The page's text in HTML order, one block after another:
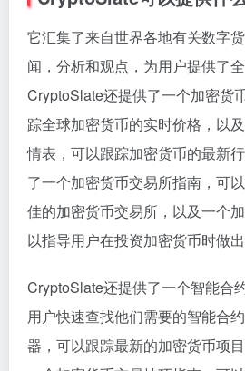
它汇集了来自世界各地有关数字
闻，分析和观点，为用户提供了全
CryptoSlate还提供了一个加密货
踪全球加密货币的实时价格，以
情表，可以跟踪加密货币的最新
了一个加密货币交易所指南，可
佳的加密货币交易所，以及一个
以指导用户在投资加密货币时做出
CryptoSlate还提供了一个智能合
用户快速查找他们需要的智能合
器，可以跟踪最新的加密货币项